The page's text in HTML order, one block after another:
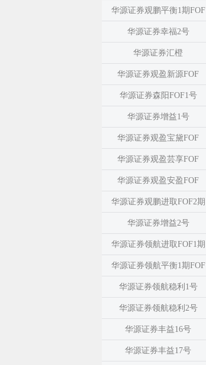
华源证券观鹏平衡1期FOF
华源证券幸福2号
华源证券汇橙
华源证券观盈新源FOF
华源证券森阳FOF1号
华源证券增益1号
华源证券观盈宝黛FOF
华源证券观盈芸享FOF
华源证券观盈安盈FOF
华源证券观鹏进取FOF2期
华源证券增益2号
华源证券领航进取FOF1期
华源证券领航平衡1期FOF
华源证券领航稳利1号
华源证券领航稳利2号
华源证券丰益16号
华源证券丰益17号